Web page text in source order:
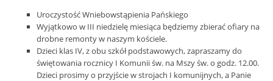
Uroczystość Wniebowstąpienia Pańskiego
Wyjątkowo w III niedzielę miesiąca będziemy zbierać ofiary na
drobne remonty w naszym kościele.
Dzieci klas IV, z obu szkół podstawowych, zapraszamy do
świętowania rocznicy I Komunii św. na Mszy św. o godz. 12.00.
Dzieci prosimy o przyjście w strojach I komunijnych, a Panie